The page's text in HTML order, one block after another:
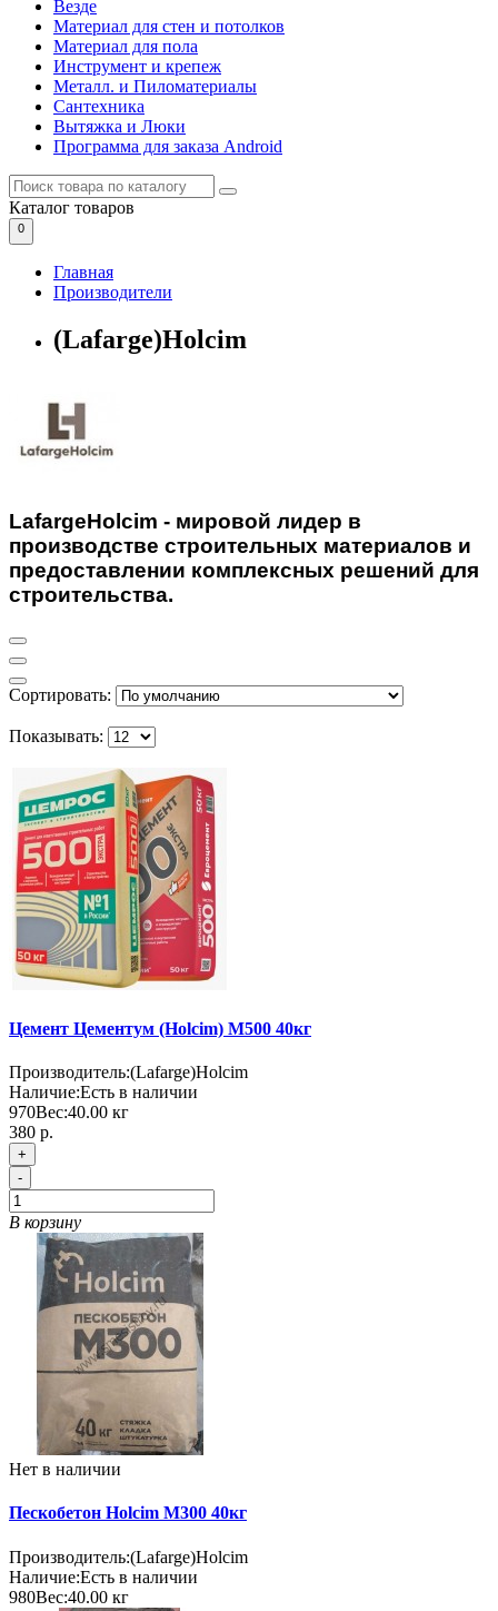
Везде
Материал для стен и потолков
Материал для пола
Инструмент и крепеж
Металл. и Пиломатериалы
Сантехника
Вытяжка и Люки
Программа для заказа Android
Каталог товаров
0
Главная
Производители
(Lafarge)Holcim
LafargeHolcim - мировой лидер в
производстве строительных материалов и
предоставлении комплексных решений для
строительства.
Сортировать:
Показывать:
Цемент Цементум (Holcim) М500 40кг
Производитель:(Lafarge)Holcim
Наличие:Есть в наличии
970Вес:40.00 кг
380 р.
+
-
В корзину
Нет в наличии
Пескобетон Holcim М300 40кг
Производитель:(Lafarge)Holcim
Наличие:Есть в наличии
980Вес:40.00 кг